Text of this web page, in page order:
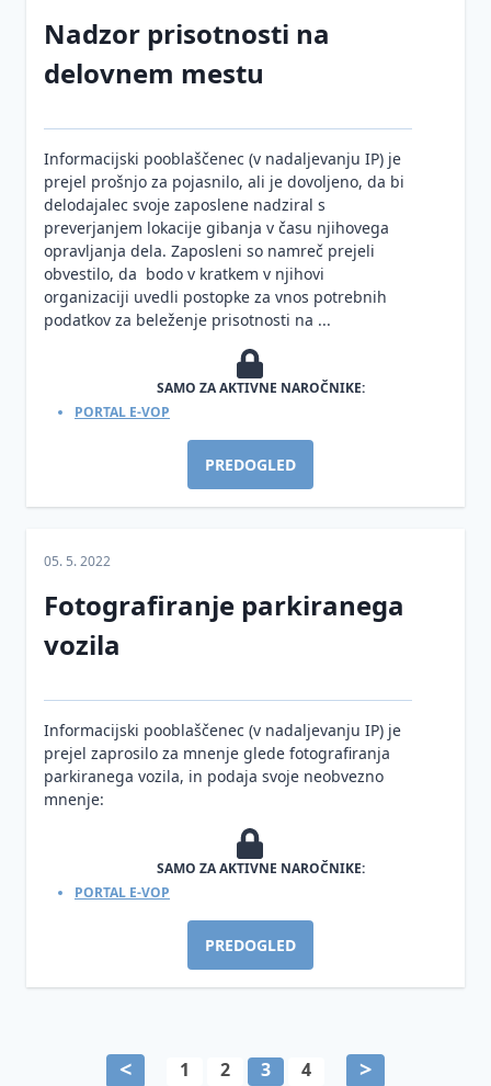
Nadzor prisotnosti na
delovnem mestu
Informacijski pooblaščenec (v nadaljevanju IP) je
prejel prošnjo za pojasnilo, ali je dovoljeno, da bi
delodajalec svoje zaposlene nadziral s
preverjanjem lokacije gibanja v času njihovega
opravljanja dela. Zaposleni so namreč prejeli
obvestilo, da bodo v kratkem v njihovi
organizaciji uvedli postopke za vnos potrebnih
podatkov za beleženje prisotnosti na ...
SAMO ZA AKTIVNE NAROČNIKE:
PORTAL E-VOP
PREDOGLED
05. 5. 2022
Fotografiranje parkiranega
vozila
Informacijski pooblaščenec (v nadaljevanju IP) je
prejel zaprosilo za mnenje glede fotografiranja
parkiranega vozila, in podaja svoje neobvezno
mnenje:
SAMO ZA AKTIVNE NAROČNIKE:
PORTAL E-VOP
PREDOGLED
< 1 2 3 4 >